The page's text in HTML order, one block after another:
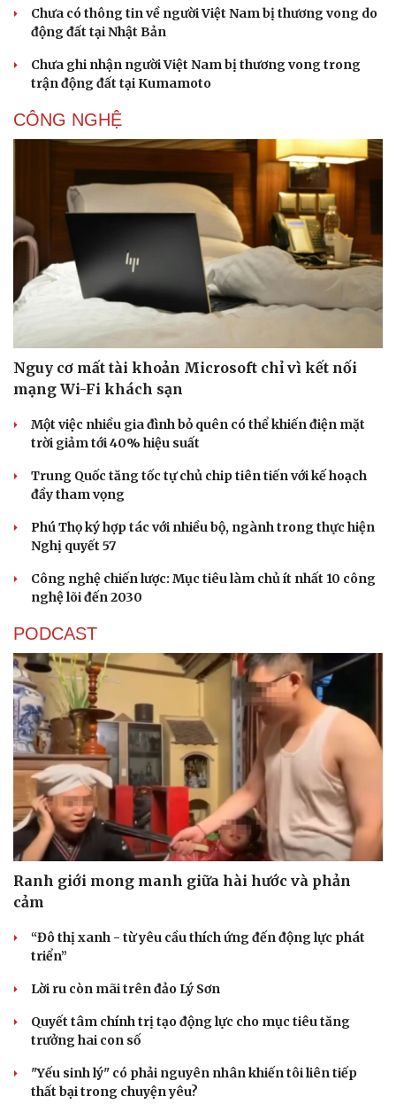
Văn hóa
Sân khấu - Điện ảnh
Âm nhạc
Di sản
Giải trí
Chưa có thông tin về người Việt Nam bị thương vong do
động đất tại Nhật Bản
Chưa ghi nhận người Việt Nam bị thương vong trong
trận động đất tại Kumamoto
CÔNG NGHỆ
Nguy cơ mất tài khoản Microsoft chỉ vì kết nối
mạng Wi-Fi khách sạn
Một việc nhiều gia đình bỏ quên có thể khiến điện mặt
trời giảm tới 40% hiệu suất
Trung Quốc tăng tốc tự chủ chip tiên tiến với kế hoạch
đầy tham vọng
Phú Thọ ký hợp tác với nhiều bộ, ngành trong thực hiện
Nghị quyết 57
Công nghệ chiến lược: Mục tiêu làm chủ ít nhất 10 công
nghệ lõi đến 2030
PODCAST
Ranh giới mong manh giữa hài hước và phản
cảm
“Đô thị xanh - từ yêu cầu thích ứng đến động lực phát
triển”
Lời ru còn mãi trên đảo Lý Sơn
Quyết tâm chính trị tạo động lực cho mục tiêu tăng
trưởng hai con số
"Yếu sinh lý" có phải nguyên nhân khiến tôi liên tiếp
thất bại trong chuyện yêu?